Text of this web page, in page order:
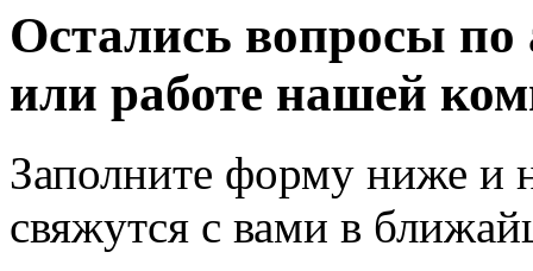
Остались вопросы по
или работе нашей
Заполните форму ниже и
свяжутся с вами в